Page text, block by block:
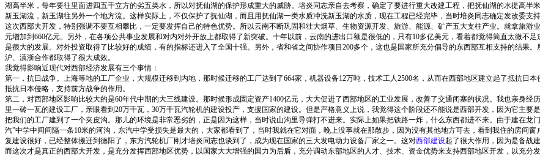
湖高半米，每年要往里面进四五千立方的劣五类水，所以对抚仙湖的保护形成重大的威胁。培炎同志亲自去考察，确定了要进行重大改建工程，把抚仙湖的水提高
新玉湖流，新玉湖往另外一个地方流。这样实际上，不仅保护了抚仙湖，而且用抚仙湖一类水质冲洗新玉湖的水质，现在工程已经完毕，当时培炎同志确定发改委支
这次西部大开发，特别强调不要互相攀比，一定要发挥自己的特色优势。所以云南不断巩固和壮大烟草、生物资源开发、旅游、能源、矿产五大支柱产业。就拿旅游
元增加到660亿元。另外，在各项公共事业发展和对内对外开放上都取得了新突破。十年以前，云南的进出口额是很低的，只有10多亿美元，看着都觉得简直太微不
是很大的发展。对外投资取得了比较好的成绩，有的指标还进入了全国十强。另外，省和省之间协作项目200多个，这也是国家所充分倡导的东西部互相支持的结果
沪、滇浙合作都取得了很大成效。
我觉得影响近现代对西部经济发展有三个事情：
第一，抗日战争。上海等地的工厂企业，大规模迁移到内地，那时候迁移的工厂达到了664家，机器设备12万吨，技术工人2500名，从而在西部地区建立起了抵抗日
抵抗日本侵略，支持前方战争的作用。
第二，对西部地区影响比较大的是60年代中期的大三线建设。那时候形成固定资产1400亿元，大大促进了西部地区的工业发展，改善了交通闭塞的状况。我也亲身
里一砖一瓦的建设工厂，亲眼看到20万千瓦，30万千瓦汽轮机的建设投产，支援国家的建设。但是严格意义上说，我觉得这个阶段还不能说是西部开发，因为它主
把我们的工厂建到了一个夹皮沟。那儿的环境是非常恶劣的，正是因为这样，当时说山沟里导弹打不进来。实际上如果把铁路一炸，什么东西都进不来。由于建在
汽”中学中间间隔一条10米的河沟，东汽中学受损失是最大的，大家都看到了，当时我就在它对面，晚上没事就在那散步，因为没有其他地方可去，看到我住的房间
复建设很好，已经整体搬迁到德阳了，东方汽轮机厂刚才培炎同志也谈到了，成为现在国家的三大发电动力设备厂家之一。这对西部建设起了很大作用，因为是备战
而这次才是真正的西部大开发，是充分发挥西部地区优势，以国家大大增强的国力为后盾，充分调动东部地区的人才、技术、资金优势来支持西部地区开发，以充